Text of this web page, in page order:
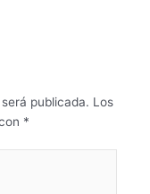
publicada. Los
*